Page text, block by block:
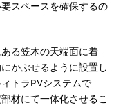
スペースを確保するの
る笠木の天端面に着
かぶせるように設置し
トラPVシステムで
材にて一体化させるこ